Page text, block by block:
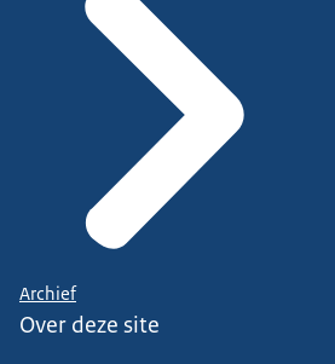
Archief
Over deze site